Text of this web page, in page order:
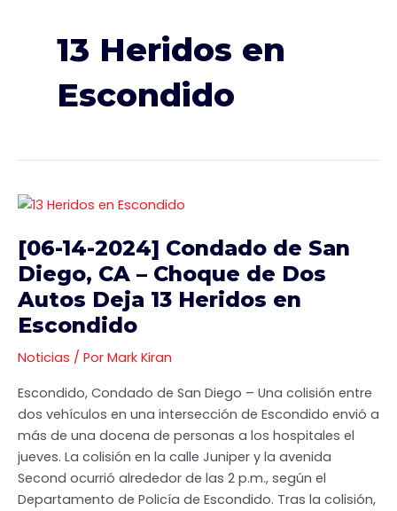
13 Heridos en
Escondido
[06-14-2024] Condado de San
Diego, CA – Choque de Dos
Autos Deja 13 Heridos en
Escondido
Noticias / Por Mark Kiran
Escondido, Condado de San Diego – Una colisión entre
dos vehículos en una intersección de Escondido envió a
más de una docena de personas a los hospitales el
jueves. La colisión en la calle Juniper y la avenida
Second ocurrió alrededor de las 2 p.m., según el
Departamento de Policía de Escondido. Tras la colisión,
[06-
2024]
Condado
de
San
Diego,
CA
Choque
de
Dos
Autos
Deja
13